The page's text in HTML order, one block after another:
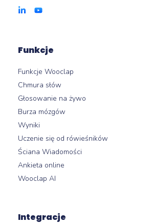
Funkcje
Funkcje Wooclap
Chmura słów
Głosowanie na żywo
Burza mózgów
Wyniki
Uczenie się od rówieśników
Ściana Wiadomości
Ankieta online
Wooclap AI
Integracje